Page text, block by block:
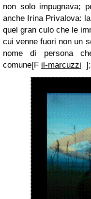
non solo impugnava;
anche Irina Privalova:
quel gran culo che le
cui venne fuori non un
nome di persona
comune[F il-marcuzzi ];